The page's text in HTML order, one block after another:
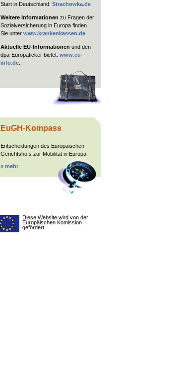
Start in Deutschland. Strachowka.de
Weitere Informationen zu Fragen der
Sozialversicherung in Europa finden
Sie unter www.krankenkassen.de
Aktuelle EU-Informationen und den
dpa-Europaticker bietet: www.eu-
info.de
EuGH-Kompass
Entscheidungen des Europäischen
Gerichtshofs zur Mobilität in Europa.
» mehr
Diese Website wird von der
Europäischen Komission
gefördert.